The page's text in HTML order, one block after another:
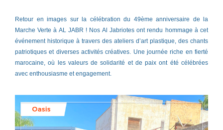
Retour en images sur la célébration du 49ème anniversaire de la
Marche Verte à AL JABR ! Nos Al Jabriotes ont rendu hommage à cet
événement historique à travers des ateliers d’art plastique, des chants
patriotiques et diverses activités créatives. Une journée riche en fierté
marocaine, où les valeurs de solidarité et de paix ont été célébrées
avec enthousiasme et engagement.
Marche
Une
Fierté
et